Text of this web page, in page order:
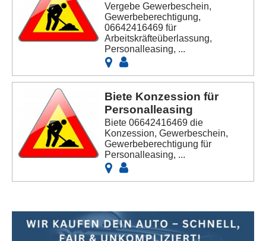
Vergebe Gewerbeschein,
Gewerbeberechtigung,
06642416469 für
Arbeitskräfteüberlassung,
Personalleasing, ...
Biete Konzession für
Personalleasing
Biete 06642416469 die
Konzession, Gewerbeschein,
Gewerbeberechtigung für
Personalleasing, ...